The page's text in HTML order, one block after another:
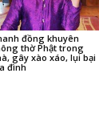
đồng khuyên
thờ Phật trong
gây xào xáo, lụi bại
đình